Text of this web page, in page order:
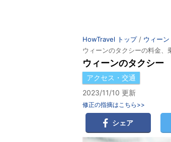
HowTravel トップ/ ウィーン
ウィーンのタクシーの料金、
ウィーンのタクシー
アクセス・交通
2023/11/10 更新
修正の指摘はこちら>>
シェア